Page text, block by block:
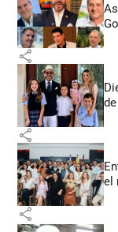
share
share
el
share